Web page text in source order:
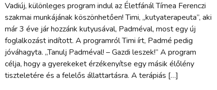
Vadiúj, különleges program indul az Életfánál Tímea Ferenczi
szakmai munkájának köszönhetően! Timi, „kutyaterapeuta”, aki
már 3 éve jár hozzánk kutyusával, Padméval, most egy új
foglalkozást indított. A programról Timi írt, Padmé pedig
jóváhagyta. „Tanulj Padméval! – Gazdi leszek!” A program
célja, hogy a gyerekeket érzékenyítse egy másik élőlény
tiszteletére és a felelős állattartásra. A terápiás […]